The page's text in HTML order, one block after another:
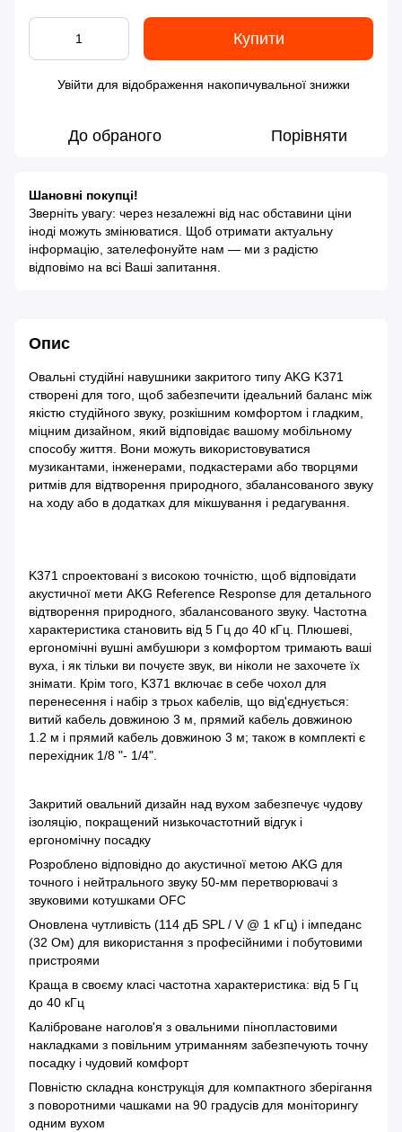
Купити
Увійти для відображення накопичувальної знижки
До обраного Порівняти
Шановні покупці!
Зверніть увагу: через незалежні від нас обставини ціни
іноді можуть змінюватися. Щоб отримати актуальну
інформацію, зателефонуйте нам — ми з радістю
відповімо на всі Ваші запитання.
Опис
Овальні студійні навушники закритого типу AKG K371
створені для того, щоб забезпечити ідеальний баланс між
якістю студійного звуку, розкішним комфортом і гладким,
міцним дизайном, який відповідає вашому мобільному
способу життя. Вони можуть використовуватися
музикантами, інженерами, подкастерами або творцями
ритмів для відтворення природного, збалансованого звуку
на ходу або в додатках для мікшування і редагування.
K371 спроектовані з високою точністю, щоб відповідати
акустичної мети AKG Reference Response для детального
відтворення природного, збалансованого звуку. Частотна
характеристика становить від 5 Гц до 40 кГц. Плюшеві,
ергономічні вушні амбушюри з комфортом тримають ваші
вуха, і як тільки ви почуєте звук, ви ніколи не захочете їх
знімати. Крім того, K371 включає в себе чохол для
перенесення і набір з трьох кабелів, що від'єднується:
витий кабель довжиною 3 м, прямий кабель довжиною
1.2 м і прямий кабель довжиною 3 м; також в комплекті є
перехідник 1/8 "- 1/4".
Закритий овальний дизайн над вухом забезпечує чудову
ізоляцію, покращений низькочастотний відгук і
ергономічну посадку
Розроблено відповідно до акустичної метою AKG для
точного і нейтрального звуку 50-мм перетворювачі з
звуковими котушками OFC
Оновлена ​​чутливість (114 дБ SPL / V @ 1 кГц) і імпеданс
(32 Ом) для використання з професійними і побутовими
пристроями
Краща в своєму класі частотна характеристика: від 5 Гц
до 40 кГц
Каліброване наголов'я з овальними пінопластовими
накладками з повільним утриманням забезпечують точну
посадку і чудовий комфорт
Повністю складна конструкція для компактного зберігання
з поворотними чашками на 90 градусів для моніторингу
одним вухом